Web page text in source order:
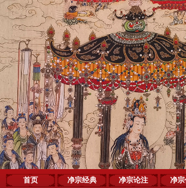
首页 净宗经典 净宗论注 净